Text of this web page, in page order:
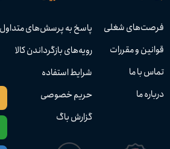
پاسخ به پرسش‌های متداول
رویه‌های بازگرداندن کالا
شرایط استفاده
حریم خصوصی
گزارش باگ
فرصت‌های شغلی
قوانین و مقررات
تماس با ما
درباره ما